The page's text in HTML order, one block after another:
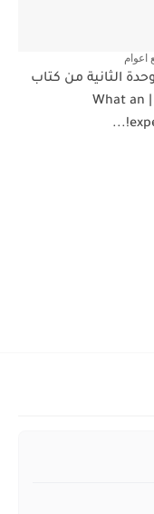
اعوام
الثانية من كتاب
الطالب | What an